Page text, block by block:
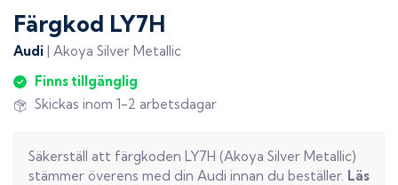
Färgkod LY7H
Audi | Akoya Silver Metallic
Finns tillgänglig
Skickas inom 1-2 arbetsdagar
Säkerställ att färgkoden LY7H (Akoya Silver Metallic)
stämmer överens med din Audi innan du beställer. Läs